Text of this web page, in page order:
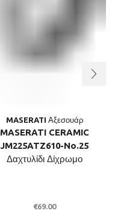
MASERATI Αξεσουάρ
MASERATI CERAMIC
JM225ATZ610-No.25
Δαχτυλίδι Δίχρωμο
€69.00